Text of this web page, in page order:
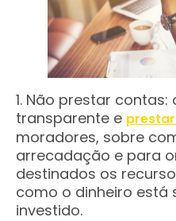
1. Não prestar
transparente e
moradores, sobre
arrecadação e para
destinados os
como o dinheiro está
investido.